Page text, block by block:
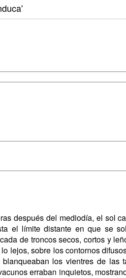
después del mediodía, el sol
el límite distante en que se
de troncos secos, cortos y
lejos, sobre los contornos
los vientres de las
erraban inquietos,